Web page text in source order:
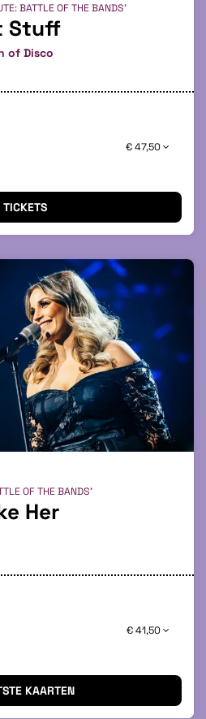
Stuff
of Disco
BATTLE OF THE BANDS'
€ 47,50
TICKETS
Her
OF THE BANDS'
€ 41,50
KAARTEN